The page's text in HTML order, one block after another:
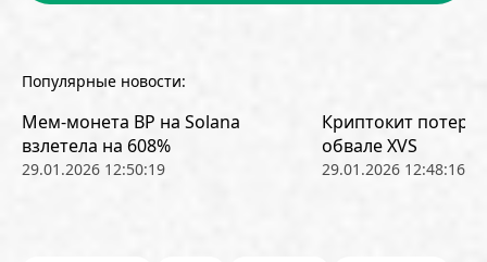
Популярные новости:
Мем-монета BP на Solana
взлетела на 608%
29.01.2026 12:50:19
Криптокит
обвале XVS
29.01.2026 12:48:16